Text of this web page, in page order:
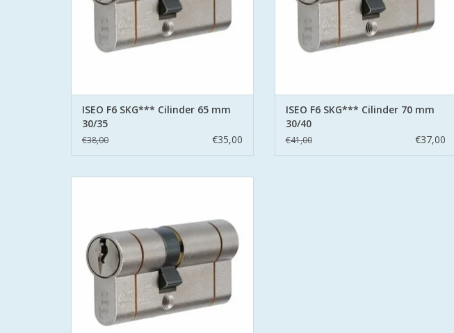
- stalen brug: voorkomt breken
TOEVOEGEN AAN WINKELWAGEN
ISEO F6 SKG*** Cilinder 65 mm
30/35
€38,00 €35,00
- stalen brug: voorkomt breken
TOEVOEGEN AAN WINKELWAGEN
ISEO F6 SKG*** Cilinder 70 mm
30/40
€41,00 €37,00
- standaard geleverd met 3 sleutels
- 6 pins cilinder met gehard stalen pinnen
- voorzien van beveiliging tegen boren en
kerntrekken
- stalen brug: voorkomt breken
TOEVOEGEN AAN WINKELWAGEN